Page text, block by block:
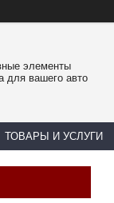
элементы
для вашего авто
ТОВАРЫ И УСЛУГИ